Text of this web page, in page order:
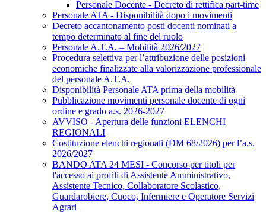
Personale Docente - Decreto di rettifica part-time
Personale ATA - Disponibilità dopo i movimenti
Decreto accantonamento posti docenti nominati a
tempo determinato al fine del ruolo
Personale A.T.A. – Mobilità 2026/2027
Procedura selettiva per l’attribuzione delle posizioni
economiche finalizzate alla valorizzazione professionale
del personale A.T.A.
Disponibilità Personale ATA prima della mobilità
Pubblicazione movimenti personale docente di ogni
ordine e grado a.s. 2026-2027
AVVISO - Apertura delle funzioni ELENCHI
REGIONALI
Costituzione elenchi regionali (DM 68/2026) per l’a.s.
2026/2027
BANDO ATA 24 MESI - Concorso per titoli per
l'accesso ai profili di Assistente Amministrativo,
Assistente Tecnico, Collaboratore Scolastico,
Guardarobiere, Cuoco, Infermiere e Operatore Servizi
Agrari